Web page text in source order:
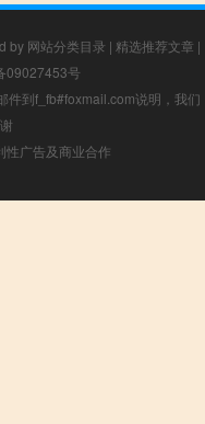
by 网站分类目录 | 精选推荐文章 |
09027453号
件到f_fb#foxmail.com说明，我们
性广告及商业合作